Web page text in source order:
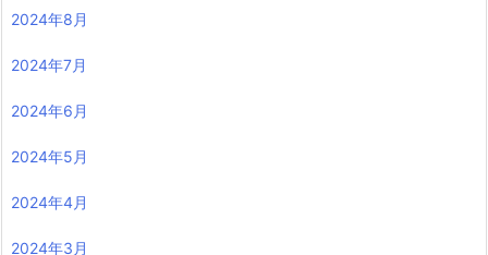
2024年8月
2024年7月
2024年6月
2024年5月
2024年4月
2024年3月